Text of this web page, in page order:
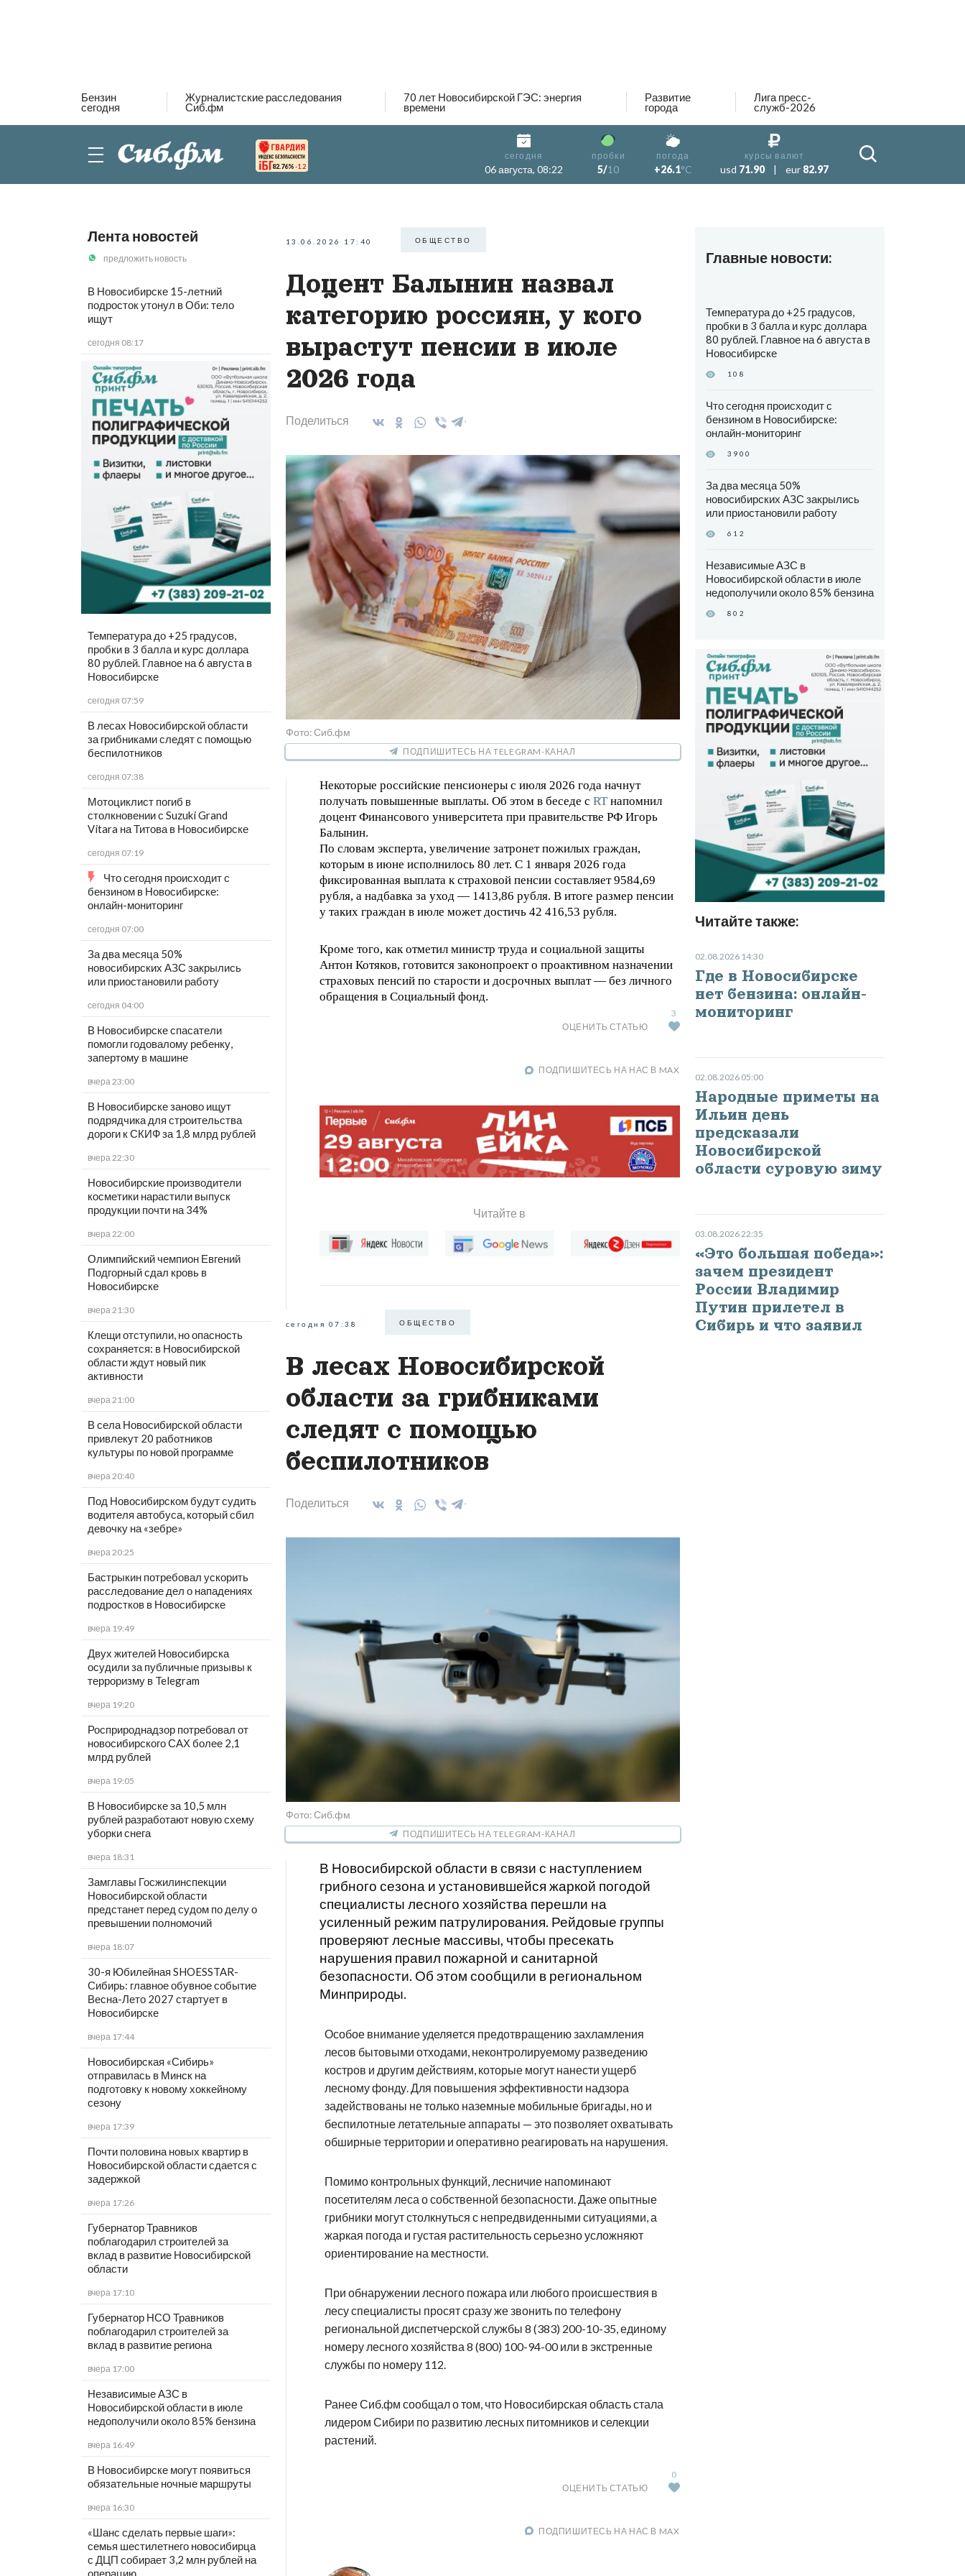
Бензин
сегодня
Журналистские расследования
Сиб.фм
70 лет Новосибирской ГЭС: энергия
времени
Развитие
города
Лига пресс-
служб-2026
82.76% -1.2
сегодня
06 августа, 08:22
пробки
5/10
погода
+26.1°C
курсы валют
usd 71.90 | eur 82.97
Лента новостей
предложить новость
В Новосибирске 15-летний
подросток утонул в Оби: тело
ищут
сегодня 08:17
Температура до +25 градусов,
пробки в 3 балла и курс доллара
80 рублей. Главное на 6 августа в
Новосибирске
сегодня 07:59
В лесах Новосибирской области
за грибниками следят с помощью
беспилотников
сегодня 07:38
Мотоциклист погиб в
столкновении с Suzuki Grand
Vitara на Титова в Новосибирске
сегодня 07:19
Что сегодня происходит с
бензином в Новосибирске:
онлайн-мониторинг
сегодня 07:00
За два месяца 50%
новосибирских АЗС закрылись
или приостановили работу
сегодня 04:00
В Новосибирске спасатели
помогли годовалому ребенку,
запертому в машине
вчера 23:00
В Новосибирске заново ищут
подрядчика для строительства
дороги к СКИФ за 1,8 млрд рублей
вчера 22:30
Новосибирские производители
косметики нарастили выпуск
продукции почти на 34%
вчера 22:00
Олимпийский чемпион Евгений
Подгорный сдал кровь в
Новосибирске
вчера 21:30
Клещи отступили, но опасность
сохраняется: в Новосибирской
области ждут новый пик
активности
вчера 21:00
В села Новосибирской области
привлекут 20 работников
культуры по новой программе
вчера 20:40
Под Новосибирском будут судить
водителя автобуса, который сбил
девочку на «зебре»
вчера 20:25
Бастрыкин потребовал ускорить
расследование дел о нападениях
подростков в Новосибирске
вчера 19:49
Двух жителей Новосибирска
осудили за публичные призывы к
терроризму в Telegram
вчера 19:20
Росприроднадзор потребовал от
новосибирского САХ более 2,1
млрд рублей
вчера 19:05
В Новосибирске за 10,5 млн
рублей разработают новую схему
уборки снега
вчера 18:31
Замглавы Госжилинспекции
Новосибирской области
предстанет перед судом по делу о
превышении полномочий
вчера 18:07
30-я Юбилейная SHOESSTAR-
Сибирь: главное обувное событие
Весна-Лето 2027 стартует в
Новосибирске
вчера 17:44
Новосибирская «Сибирь»
отправилась в Минск на
подготовку к новому хоккейному
сезону
вчера 17:39
Почти половина новых квартир в
Новосибирской области сдается с
задержкой
вчера 17:26
Губернатор Травников
поблагодарил строителей за
вклад в развитие Новосибирской
области
вчера 17:10
Губернатор НСО Травников
поблагодарил строителей за
вклад в развитие региона
вчера 17:00
Независимые АЗС в
Новосибирской области в июле
недополучили около 85% бензина
вчера 16:49
В Новосибирске могут появиться
обязательные ночные маршруты
вчера 16:30
«Шанс сделать первые шаги»:
семья шестилетнего новосибирца
с ДЦП собирает 3,2 млн рублей на
13.06.2026 17:40 ОБЩЕСТВО
Доцент Балынин назвал
категорию россиян, у кого
вырастут пенсии в июле
2026 года
Поделиться
Фото: Сиб.фм
ПОДПИШИТЕСЬ НА TELEGRAM-КАНАЛ
Некоторые российские пенсионеры с июля 2026 года начнут
получать повышенные выплаты. Об этом в беседе с RT напомнил
доцент Финансового университета при правительстве РФ Игорь
Балынин.
По словам эксперта, увеличение затронет пожилых граждан,
которым в июне исполнилось 80 лет. С 1 января 2026 года
фиксированная выплата к страховой пенсии составляет 9584,69
рубля, а надбавка за уход — 1413,86 рубля. В итоге размер пенсии
у таких граждан в июле может достичь 42 416,53 рубля.
Кроме того, как отметил министр труда и социальной защиты
Антон Котяков, готовится законопроект о проактивном назначении
страховых пенсий по старости и досрочных выплат — без личного
обращения в Социальный фонд.
ОЦЕНИТЬ СТАТЬЮ
3
ПОДПИШИТЕСЬ НА НАС В MAX
Читайте в
сегодня 07:38 ОБЩЕСТВО
В лесах Новосибирской
области за грибниками
следят с помощью
беспилотников
Поделиться
Фото: Сиб.фм
ПОДПИШИТЕСЬ НА TELEGRAM-КАНАЛ
В Новосибирской области в связи с наступлением
грибного сезона и установившейся жаркой погодой
специалисты лесного хозяйства перешли на
усиленный режим патрулирования. Рейдовые группы
проверяют лесные массивы, чтобы пресекать
нарушения правил пожарной и санитарной
безопасности. Об этом сообщили в региональном
Минприроды.
Особое внимание уделяется предотвращению захламления
лесов бытовыми отходами, неконтролируемому разведению
костров и другим действиям, которые могут нанести ущерб
лесному фонду. Для повышения эффективности надзора
задействованы не только наземные мобильные бригады, но и
беспилотные летательные аппараты — это позволяет охватывать
обширные территории и оперативно реагировать на нарушения.
Помимо контрольных функций, лесничие напоминают
посетителям леса о собственной безопасности. Даже опытные
грибники могут столкнуться с непредвиденными ситуациями, а
жаркая погода и густая растительность серьезно усложняют
ориентирование на местности.
При обнаружении лесного пожара или любого происшествия в
лесу специалисты просят сразу же звонить по телефону
региональной диспетчерской службы 8 (383) 200-10-35, единому
номеру лесного хозяйства 8 (800) 100-94-00 или в экстренные
службы по номеру 112.
Ранее Сиб.фм сообщал о том, что Новосибирская область стала
лидером Сибири по развитию лесных питомников и селекции
растений.
ОЦЕНИТЬ СТАТЬЮ
0
ПОДПИШИТЕСЬ НА НАС В MAX
Главные новости:
Температура до +25 градусов,
пробки в 3 балла и курс доллара
80 рублей. Главное на 6 августа в
Новосибирске
108
Что сегодня происходит с
бензином в Новосибирске:
онлайн-мониторинг
3900
За два месяца 50%
новосибирских АЗС закрылись
или приостановили работу
612
Независимые АЗС в
Новосибирской области в июле
недополучили около 85% бензина
802
Читайте также:
02.08.2026 14:30
Где в Новосибирске
нет бензина: онлайн-
мониторинг
02.08.2026 05:00
Народные приметы на
Ильин день
предсказали
Новосибирской
области суровую зиму
03.08.2026 22:35
«Это большая победа»:
зачем президент
России Владимир
Путин прилетел в
Сибирь и что заявил